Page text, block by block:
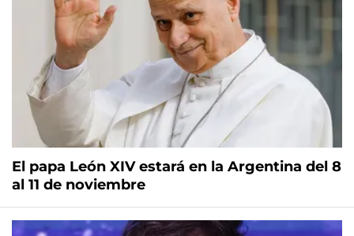
El papa León XIV estará en la Argentina del 8
al 11 de noviembre